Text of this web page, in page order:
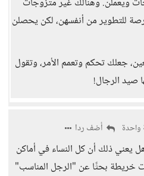
للتطوير من أنفسهن، لكن يحصلن
جعلك تحكم وتعمم الأمر، وتقول
صيد الرجال!
واحدة أضف ردا
ذلك أن كل النساء في أماكن
خريطة بحثًا عن "الرجل المناسب"